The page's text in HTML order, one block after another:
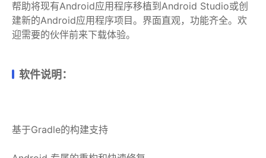
帮助将现有Android应用程序移植到Android Studio或创
建新的Android应用程序项目。界面直观，功能齐全。欢
迎需要的伙伴前来下载体验。
软件说明：
基于Gradle的构建支持